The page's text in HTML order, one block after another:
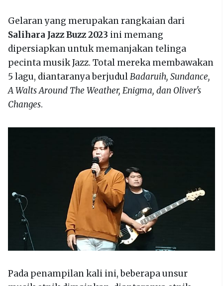
Gelaran yang merupakan rangkaian dari
Salihara Jazz Buzz 2023 ini memang
dipersiapkan untuk memanjakan telinga
pecinta musik Jazz. Total mereka membawakan
5 lagu, diantaranya berjudulBadaruih, Sundance,
A Walts Around The Weather, Enigma, dan Oliver's
Changes.
Pada penampilan kali ini, beberapa unsur